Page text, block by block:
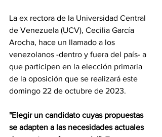
La ex rectora de la Universidad Central
de Venezuela (UCV), Cecilia García
Arocha, hace un llamado a los
venezolanos -dentro y fuera del país- a
que participen en la elección primaria
de la oposición que se realizará este
domingo 22 de octubre de 2023.
"Elegir un candidato cuyas propuestas
se adapten a las necesidades actuales